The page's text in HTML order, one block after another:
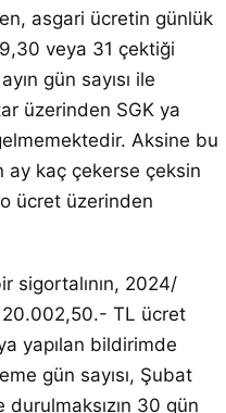
asgari ücretin günlük
veya 31 çektiği
gün sayısı ile
üzerinden SGK ya
Aksine bu
ay kaç çekerse çeksin
ücret üzerinden
sigortalının, 2024/
20.002,50.- TL ücret
ya yapılan bildirimde
gün sayısı, Şubat
durulmaksızın 30 gün